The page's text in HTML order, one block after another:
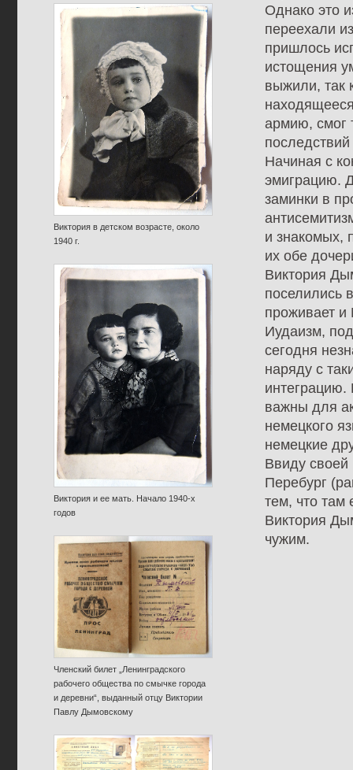
Виктория в детском возрасте, около
1940 г.
Виктория и ее мать. Начало 1940-х
годов
Членский билет „Ленинградского
рабочего общества по смычке города
и деревни“, выданный отцу Виктории
Павлу Дымовскому
Однако это
переехали
пришлось
истощения
выжили, так
армию, смог
Начиная с
эмиграцию.
заминки в
и знакомых,
их обе
Виктория
поселились
проживает и
Иудаизм,
сегодня
наряду с
интеграцию.
важны для
немецкого
немецкие
Ввиду своей
Перебург
тем, что там
Виктория
чужим.